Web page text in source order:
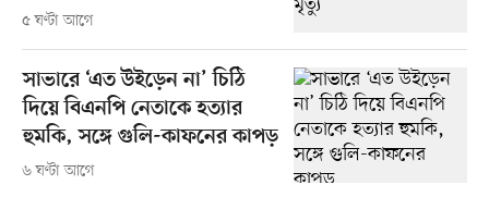
৫ ঘণ্টা আগে
সাভারে ‘এত উইড়েন না’ চিঠি
দিয়ে বিএনপি নেতাকে হত্যার
হুমকি, সঙ্গে গুলি-কাফনের কাপড়
৬ ঘণ্টা আগে